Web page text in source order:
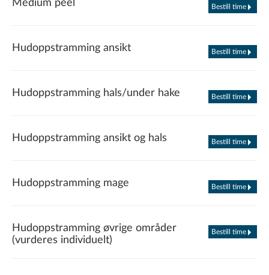
Medium peel Bestill time
Hudoppstramming ansikt Bestill time
Hudoppstramming hals/under hake Bestill time
Hudoppstramming ansikt og hals Bestill time
Hudoppstramming mage Bestill time
Hudoppstramming øvrige områder
(vurderes individuelt)
Bestill time